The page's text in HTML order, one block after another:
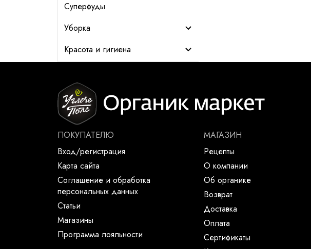
Суперфуды
Уборка
Красота и гигиена
ПОКУПАТЕЛЮ
Вход/регистрация
Карта сайта
Соглашение и обработка
персональных данных
Статьи
Магазины
Программа лояльности
МАГАЗИН
Рецепты
О компании
Об органике
Возврат
Доставка
Оплата
Сертификаты